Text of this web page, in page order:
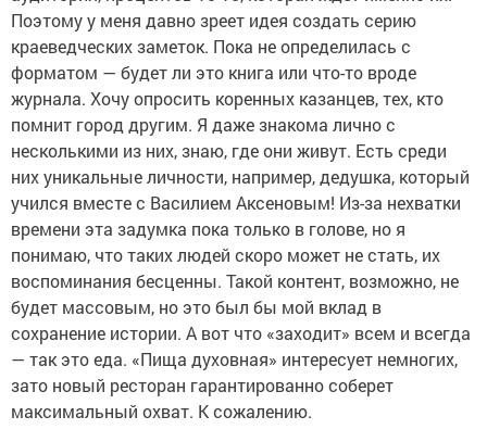
Поэтому у меня давно зреет идея создать серию
краеведческих заметок. Пока не определилась с
форматом — будет ли это книга или что-то вроде
журнала. Хочу опросить коренных казанцев, тех, кто
помнит город другим. Я даже знакома лично с
несколькими из них, знаю, где они живут. Есть среди
них уникальные личности, например, дедушка, который
учился вместе с Василием Аксеновым! Из-за нехватки
времени эта задумка пока только в голове, но я
понимаю, что таких людей скоро может не стать, их
воспоминания бесценны. Такой контент, возможно, не
будет массовым, но это был бы мой вклад в
сохранение истории. А вот что «заходит» всем и всегда
— так это еда. «Пища духовная» интересует немногих,
зато новый ресторан гарантированно соберет
максимальный охват. К сожалению.